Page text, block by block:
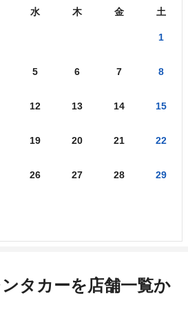
水 木 金 土
1
5 6 7 8
12 13 14 15
19 20 21 22
26 27 28 29
タカーを店舗一覧か